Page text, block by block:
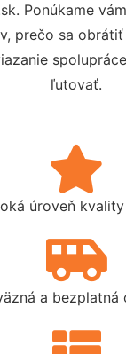
Ponúkame
prečo sa obrátiť
ľutovať.
úroveň
a bezplatná